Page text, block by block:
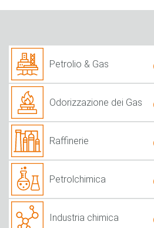
Petrolio & Gas
Odorizzazione dei Gas
Raffinerie
Petrolchimica
Industria chimica